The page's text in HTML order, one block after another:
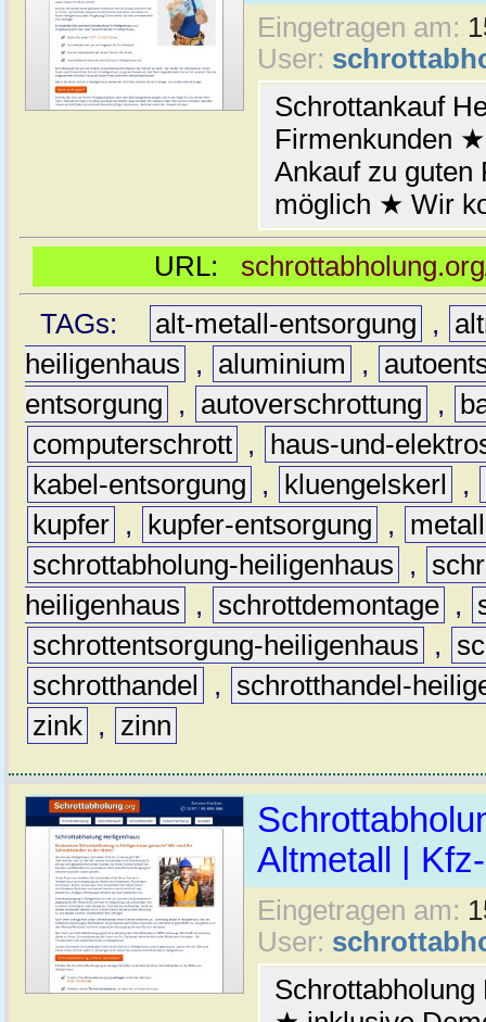
Eingetragen am:
User:
Schrottankauf
Firmenkunden
Ankauf zu
möglich ★ Wir
URL:
TAGs:
alt-metall-entsorgung ,
heiligenhaus
, aluminium ,
entsorgung
, autoverschrottung ,
computerschrott ,
haus-und-
kabel-entsorgung
, kluengelskerl ,
kupfer , kupfer-entsorgung ,
metall
schrottabholung-heiligenhaus
,
heiligenhaus
, schrottdemontage ,
schrottentsorgung-heiligenhaus
,
schrotthandel
,
schrotthandel-
zink , zinn
Altmetall |
Eingetragen am:
User: